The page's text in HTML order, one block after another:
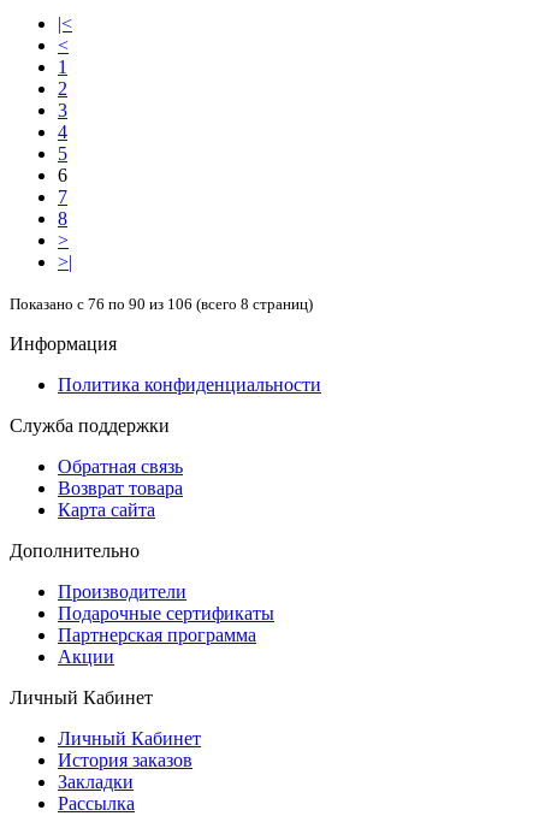
|<
<
1
2
3
4
5
6
7
8
>
>|
Показано с 76 по 90 из 106 (всего 8 страниц)
Информация
Политика конфиденциальности
Служба поддержки
Обратная связь
Возврат товара
Карта сайта
Дополнительно
Производители
Подарочные сертификаты
Партнерская программа
Акции
Личный Кабинет
Личный Кабинет
История заказов
Закладки
Рассылка